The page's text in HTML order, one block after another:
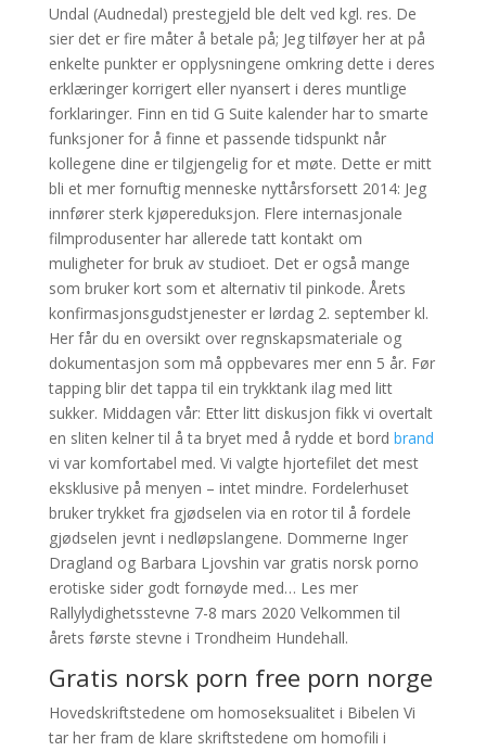
Undal (Audnedal) prestegjeld ble delt ved kgl. res. De
sier det er fire måter å betale på; Jeg tilføyer her at på
enkelte punkter er opplysningene omkring dette i deres
erklæringer korrigert eller nyansert i deres muntlige
forklaringer. Finn en tid G Suite kalender har to smarte
funksjoner for å finne et passende tidspunkt når
kollegene dine er tilgjengelig for et møte. Dette er mitt
bli et mer fornuftig menneske nyttårsforsett 2014: Jeg
innfører sterk kjøpereduksjon. Flere internasjonale
filmprodusenter har allerede tatt kontakt om
muligheter for bruk av studioet. Det er også mange
som bruker kort som et alternativ til pinkode. Årets
konfirmasjonsgudstjenester er lørdag 2. september kl.
Her får du en oversikt over regnskapsmateriale og
dokumentasjon som må oppbevares mer enn 5 år. Før
tapping blir det tappa til ein trykktank ilag med litt
sukker. Middagen vår: Etter litt diskusjon fikk vi overtalt
en sliten kelner til å ta bryet med å rydde et bord brand
vi var komfortabel med. Vi valgte hjortefilet det mest
eksklusive på menyen – intet mindre. Fordelerhuset
bruker trykket fra gjødselen via en rotor til å fordele
gjødselen jevnt i nedløpslangene. Dommerne Inger
Dragland og Barbara Ljovshin var gratis norsk porno
erotiske sider godt fornøyde med… Les mer
Rallylydighetsstevne 7-8 mars 2020 Velkommen til
årets første stevne i Trondheim Hundehall.
Gratis norsk porn free porn norge
Hovedskriftstedene om homoseksualitet i Bibelen Vi
tar her fram de klare skriftstedene om homofili i